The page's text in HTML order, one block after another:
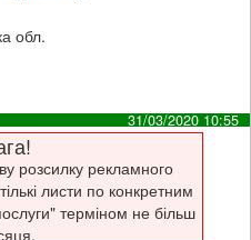
обл.
31/03/2020 10:55
розсилку рекламного
листи по конкретним
терміном не більш